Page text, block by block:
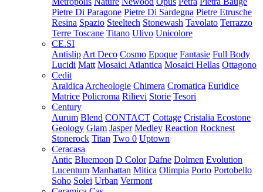
Pietre Di Paragone Pietre Di Sardegna Pietre Etrusche
Resina Spazio Steeltech Stonewash Tavolato Terrazzo
Terre Toscane Titano Ulivo Unicolore
CE.SI
Antislip Art Deco Cosmo Epoque Fantasie Full Body
Lucidi Matt Mosaici Atlantica Mosaici Hellas Ottagono
Cedit
Araldica Archeologie Chimera Cromatica Euridice
Matrice Policroma Rilievi Storie Tesori
Century
Aurum Blend CONTACT Cottage Cristalia Ecostone
Geology Glam Jasper Medley Reaction Rocknest
Stonerock Titan Two 0 Uptown
Ceracasa
Antic Bluemoon D Color Dafne Dolmen Evolution
Lucentum Manhattan Mitica Olimpia Porto Portobello
Soho Solei Urban Vermont